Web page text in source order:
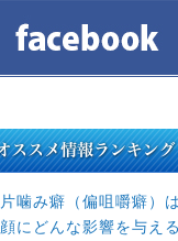
片噛み癖（偏咀嚼癖）は
顔にどんな影響を与える